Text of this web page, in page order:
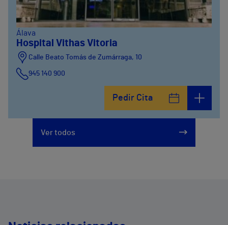
Álava
Hospital Vithas Vitoria
Calle Beato Tomás de Zumárraga, 10
945 140 900
Pedir Cita
Ver todos